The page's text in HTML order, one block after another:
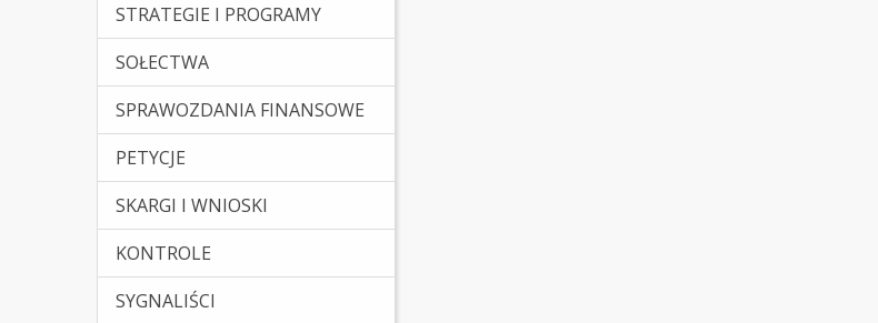
STRATEGIE I PROGRAMY
SOŁECTWA
SPRAWOZDANIA FINANSOWE
PETYCJE
SKARGI I WNIOSKI
KONTROLE
SYGNALIŚCI